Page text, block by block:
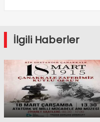
İlgili Haberler